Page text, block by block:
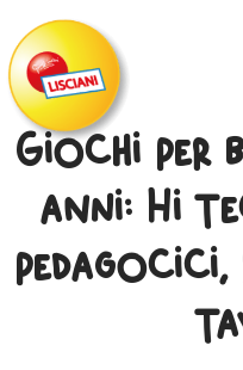
Giochi per
anni: Hi